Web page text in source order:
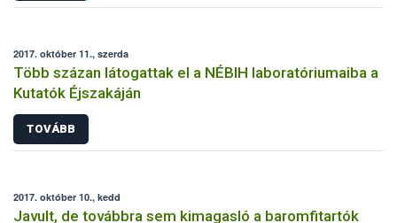
2017. október 11., szerda
Több százan látogattak el a NÉBIH laboratóriumaiba a
Kutatók Éjszakáján
TOVÁBB
2017. október 10., kedd
Javult, de továbbra sem kimagasló a baromfitartók